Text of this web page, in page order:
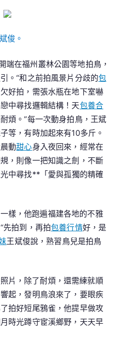
俊。
端在福州叢林公園等地拍鳥，
。“和之前拍風景片分歧的包
好拍，需張水瓶在地下室嚇
中尋找邏輯結構！天包養合
煩。”每一次動身拍鳥，王斌
等，有時加起來有10多斤。
動甜心身入夜回來，經常在
，則像一把知識之劍，不斷
中尋找**「愛與孤獨的精確
樣，他跑遍福建各地的不雅
先拍到，再拍包養行情好，是
王斌俊說，熟習鳥兒是拍鳥
片，除了耐煩，還需練就順
起，發明鳥浪來了，要眼疾
拍好短尾鴉雀，他提早做攻
時光蹲守宦溪鄉野，天天早